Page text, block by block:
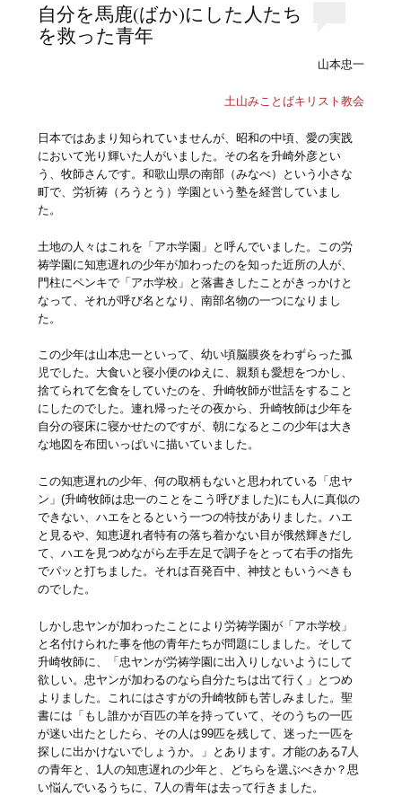
自分を馬鹿(ばか)にした人たち
を救った青年
山本忠一
土山みことばキリスト教会
日本ではあまり知られていませんが、昭和の中頃、愛の実践
において光り輝いた人がいました。その名を升崎外彦とい
う、牧師さんです。和歌山県の南部（みなべ）という小さな
町で、労祈祷（ろうとう）学園という塾を経営していまし
た。
土地の人々はこれを「アホ学園」と呼んでいました。この労
祷学園に知恵遅れの少年が加わったのを知った近所の人が、
門柱にペンキで「アホ学校」と落書きしたことがきっかけと
なって、それが呼び名となり、南部名物の一つになりまし
た。
この少年は山本忠一といって、幼い頃脳膜炎をわずらった孤
児でした。大食いと寝小便のゆえに、親類も愛想をつかし、
捨てられて乞食をしていたのを、升崎牧師が世話をすること
にしたのでした。連れ帰ったその夜から、升崎牧師は少年を
自分の寝床に寝かせたのですが、朝になるとこの少年は大き
な地図を布団いっぱいに描いていました。
この知恵遅れの少年、何の取柄もないと思われている「忠ヤ
ン」(升崎牧師は忠一のことをこう呼びました)にも人に真似の
できない、ハエをとるという一つの特技がありました。ハエ
と見るや、知恵遅れ者特有の落ち着かない目が俄然輝きだし
て、ハエを見つめながら左手左足で調子をとって右手の指先
でパッと打ちました。それは百発百中、神技ともいうべきも
のでした。
しかし忠ヤンが加わったことにより労祷学園が「アホ学校」
と名付けられた事を他の青年たちが問題にしました。そして
升崎牧師に、「忠ヤンが労祷学園に出入りしないようにして
欲しい。忠ヤンが加わるのなら自分たちは出て行く」とつめ
よりました。これにはさすがの升崎牧師も苦しみました。聖
書には「もし誰かが百匹の羊を持っていて、そのうちの一匹
が迷い出たとしたら、その人は99匹を残して、迷った一匹を
探しに出かけないでしょうか。」とあります。才能のある7人
の青年と、1人の知恵遅れの少年と、どちらを選ぶべきか？思
い悩んでいるうちに、7人の青年は去って行きました。